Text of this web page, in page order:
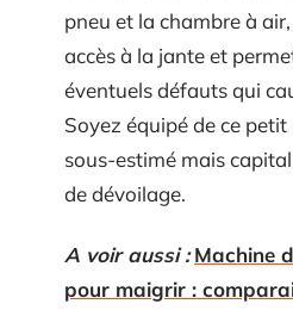
pneu et la chambre à
accès à la jante et
éventuels défauts qui
Soyez équipé de ce
sous-estimé mais
de dévoilage.
A voir aussi : Machine
pour maigrir :